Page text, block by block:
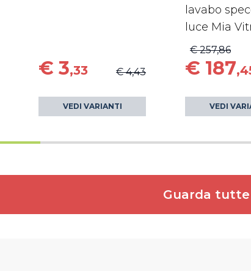
€ 3,33 € 4,43
VEDI VARIANTI
lavabo
luce Mia
€ 187
€ 257,86
VEDI
Guarda